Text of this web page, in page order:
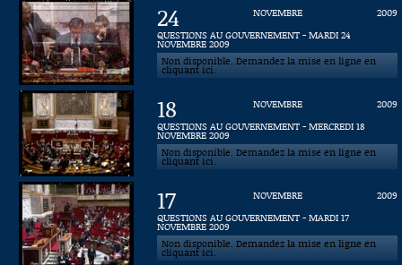
24 NOVEMBRE
2009
QUESTIONS AU GOUVERNEMENT - MARDI 24
NOVEMBRE 2009
Non disponible. Demandez la mise en ligne en
cliquant ici.
18 NOVEMBRE
2009
QUESTIONS AU GOUVERNEMENT - MERCREDI 18
NOVEMBRE 2009
Non disponible. Demandez la mise en ligne en
cliquant ici.
17 NOVEMBRE
2009
QUESTIONS AU GOUVERNEMENT - MARDI 17
NOVEMBRE 2009
Non disponible. Demandez la mise en ligne en
cliquant ici.